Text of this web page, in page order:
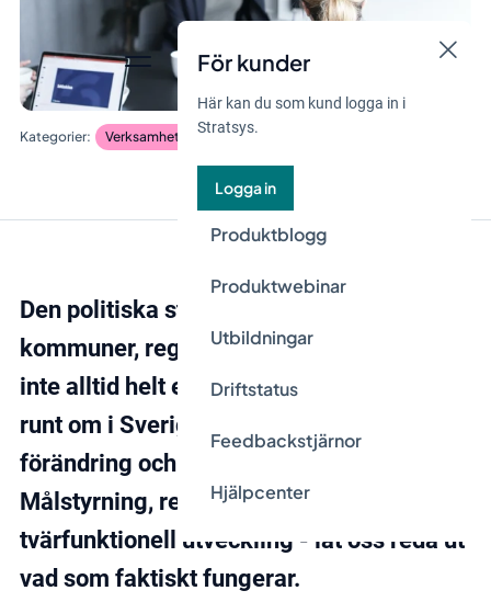
För kunder
Här kan du som kund logga in i
Stratsys.
Logga in
Produktblogg
Produktwebinar
Utbildningar
Driftstatus
Feedbackstjärnor
Hjälpcenter
Verksamhetsplanering
Den politiska styrningen inom Sveriges
kommuner, regioner och myndigheter är
inte alltid helt enkel för tjänstepersoner
runt om i Sverige att omsätta till
förändring och operativ verklighet.
Målstyrning, resultatstyrning och
tvärfunktionell utveckling - låt oss reda ut
vad som faktiskt fungerar.